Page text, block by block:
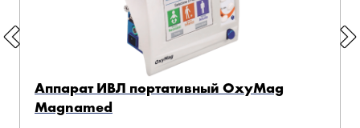
Аппарат ИВЛ портативный OxyMag
Magnamed